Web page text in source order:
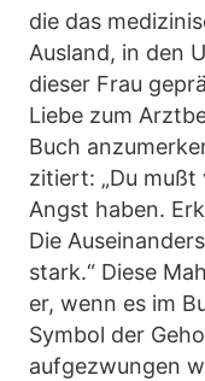
die das
Ausland, in den
dieser Frau
Liebe zum
Buch
zitiert: „Du
Angst haben.
Die
stark.“ Diese
er, wenn es im
Symbol der
aufgezwungen